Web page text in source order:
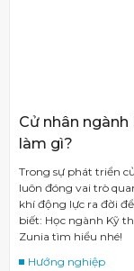
Cử nhân
làm gì?
Trong sự phát triển
luôn đóng vai trò
khí động lực ra đời
biết: Học ngành Kỹ
Zunia tìm hiểu nhé!
Hướng nghiệp